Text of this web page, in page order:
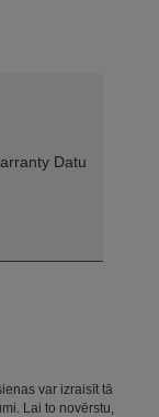
Datu
var izraisīt tā
Lai to novērstu,